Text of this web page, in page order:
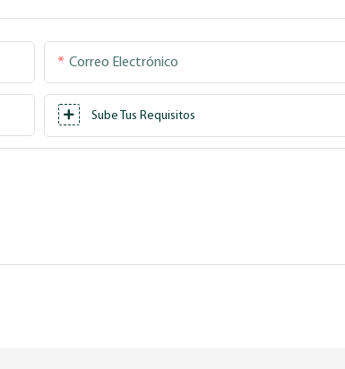
Correo Electrónico
Sube Tus Requisitos